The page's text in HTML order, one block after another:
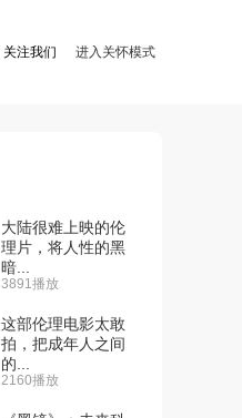
关注我们 进入关怀模式
大陆很难上映的伦
理片，将人性的黑
暗...
3891播放
这部伦理电影太敢
拍，把成年人之间
的...
2160播放